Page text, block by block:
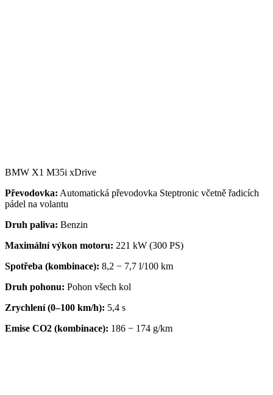
BMW X1 M35i xDrive
Převodovka: Automatická převodovka Steptronic včetně řadicích
pádel na volantu
Druh paliva: Benzin
Maximální výkon motoru: 221 kW (300 PS)
Spotřeba (kombinace): 8,2 − 7,7 l/100 km
Druh pohonu: Pohon všech kol
Zrychlení (0–100 km/h): 5,4 s
Emise CO2 (kombinace): 186 − 174 g/km